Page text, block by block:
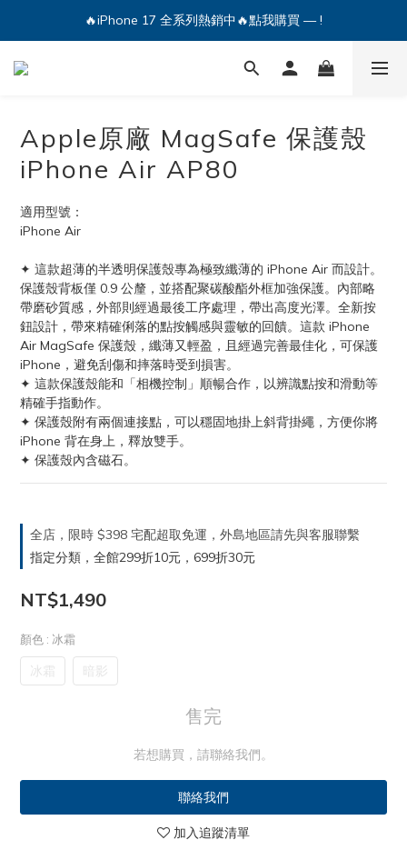
🔥iPhone 17 全系列熱銷中🔥點我購買 — !
🔥iPhone 17 全系列熱銷中🔥點我購買 — !
💕加入Q哥 Line 新好友領優惠券！🎫
Apple原廠 MagSafe 保護殼
iPhone Air AP80
適用型號：
iPhone Air
✦ 這款超薄的半透明保護殼專為極致纖薄的 iPhone Air 而設計。
保護殼背板僅 0.9 公釐，並搭配聚碳酸酯外框加強保護。內部略
帶磨砂質感，外部則經過最後工序處理，帶出高度光澤。全新按
鈕設計，帶來精確俐落的點按觸感與靈敏的回饋。這款 iPhone
Air MagSafe 保護殼，纖薄又輕盈，且經過完善最佳化，可保護
iPhone，避免刮傷和摔落時受到損害。
✦ 這款保護殼能和「相機控制」順暢合作，以辨識點按和滑動等
精確手指動作。
✦ 保護殼附有兩個連接點，可以穩固地掛上斜背掛繩，方便你將
iPhone 背在身上，釋放雙手。
✦ 保護殼內含磁石。
全店，限時 $398 宅配超取免運，外島地區請先與客服聯繫
指定分類，全館299折10元，699折30元
NT$1,490
顏色 : 冰霜
冰霜 暗影
售完
若想購買，請聯絡我們。
聯絡我們
加入追蹤清單